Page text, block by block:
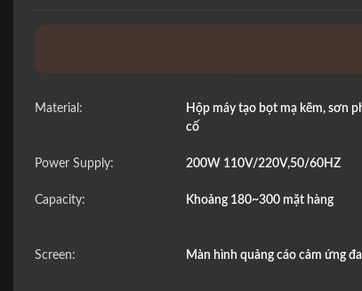
Material:
Hộp máy tạo bọt mạ kẽm, sơn
cố
Power Supply: 200W 110V/220V,50/60HZ
Capacity: Khoảng 180~300 mặt hàng
Screen: Màn hình quảng cáo cảm ứng